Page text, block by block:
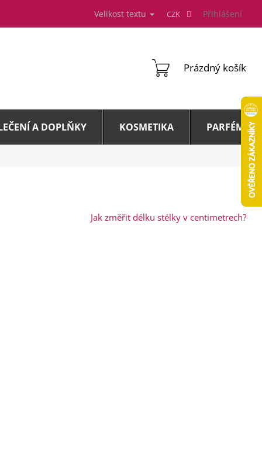
Velikost textu CZK Přihlášení
NÁKUPNÍ
Prázdný košík
A DOPLŇKY KOSMETIKA PARFÉMY A
Jak změřit délku stélky v centimetrech?